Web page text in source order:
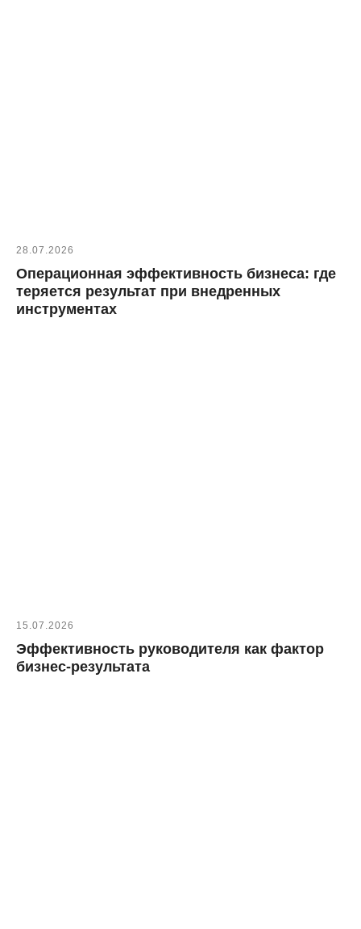
28.07.2026
Операционная эффективность бизнеса: где
теряется результат при внедренных
инструментах
15.07.2026
Эффективность руководителя как фактор
бизнес-результата